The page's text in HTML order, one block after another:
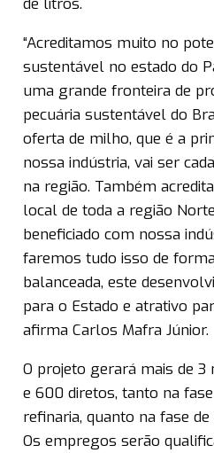
de litros.
“Acreditamos muito no
sustentável no estado do
uma grande fronteira de
pecuária sustentável do
oferta de milho, que é a
nossa indústria, vai ser
na região. Também
local de toda a região
beneficiado com nossa
faremos tudo isso de
balanceada, este
para o Estado e atrativo
afirma Carlos Mafra Júnior.
O projeto gerará mais de
e 600 diretos, tanto na
refinaria, quanto na fase
Os empregos serão